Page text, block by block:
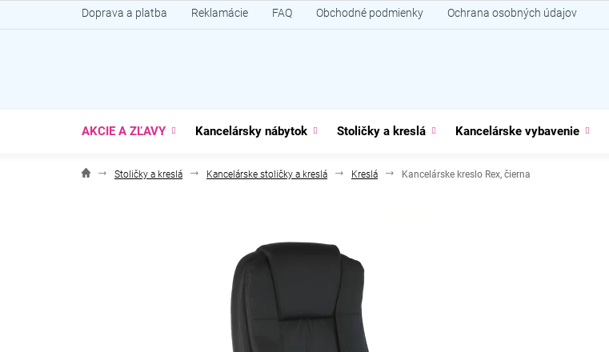
na
Doprava a platba Reklamácie FAQ Obchodné podmienky Ochrana osobných údajov
AKCIE A ZĽAVY Kancelársky nábytok Stoličky a kreslá Kancelárske vybavenie
Stoličky a kreslá Kancelárske stoličky a kreslá Kreslá Kancelárske kreslo Rex, čierna